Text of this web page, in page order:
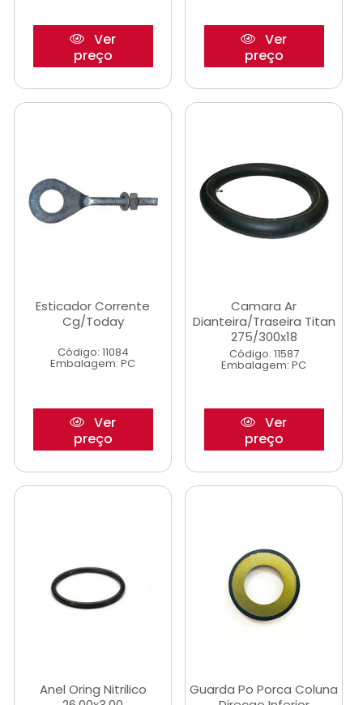
Ver
preço
Ver
preço
Esticador Corrente
Cg/Today
Código: 11084
Embalagem: PC
Ver
preço
Camara Ar
Dianteira/Traseira Titan
275/300x18
Código: 11587
Embalagem: PC
Ver
preço
Anel Oring Nitrilico
Guarda Po Porca Coluna